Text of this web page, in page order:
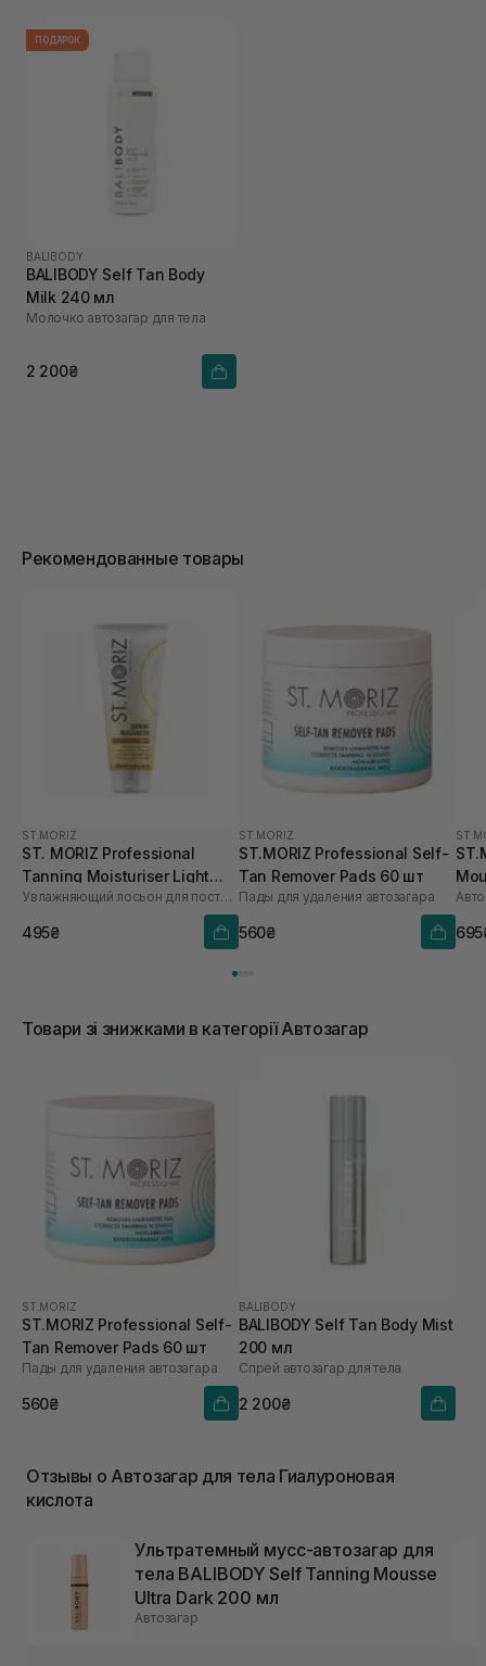
ПОДАРОК
BALIBODY
BALIBODY Self Tan Body
Milk 240 мл
Молочко автозагар для тела
2 200₴
Рекомендованные товары
ST.MORIZ
ST. MORIZ Professional
Tanning Moisturiser Light
200 мл
Увлажняющий лосьон для постепенного загара
495₴
ST.MORIZ
ST.MORIZ Professional Self-
Tan Remover Pads 60 шт
Пады для удаления автозагара
560₴
Товари зі знижками в категорії Автозагар
ST.MORIZ
ST.MORIZ Professional Self-
Tan Remover Pads 60 шт
Пады для удаления автозагара
560₴
BALIBODY
BALIBODY Self Tan Body Mist
200 мл
Спрей автозагар для тела
2 200₴
Отзывы о Автозагар для тела Гиалуроновая
кислота
Ультратемный мусс-автозагар для
тела BALIBODY Self Tanning Mousse
Ultra Dark 200 мл
Автозагар